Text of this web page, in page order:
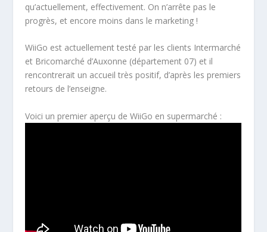
qu’actuellement, effectivement. On n’arrête pas le
progrès, et encore moins dans le marketing !
WiiGo est actuellement testé par les clients Intermarché
et Bricomarché d’Auxonne (département 07) et il
rencontrerait un accueil très positif, d’après les premiers
retours de l’enseigne.
Voici un premier aperçu de WiiGo en supermarché :